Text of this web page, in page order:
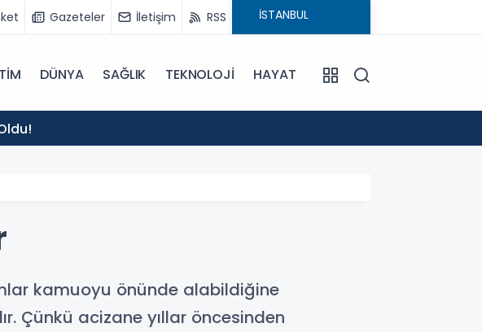
Gazeteler İletişim RSS
DÜNYA SAĞLIK TEKNOLOJİ HAYAT
kamuoyu önünde alabildiğine
Çünkü acizane yıllar öncesinden